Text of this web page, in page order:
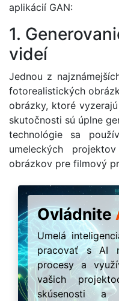
aplikácií GAN:
1.
videí
Jednou z
fotorealistických
obrázky, ktoré
skutočnosti sú úplne
technológie sa
umeleckých
obrázkov pre filmový
Ovládnite
Umelá
pracovať s AI
procesy a
vašich
skúsenosti a